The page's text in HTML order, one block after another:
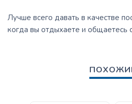
Лучше всего давать в качестве
когда вы отдыхаете и общаетесь